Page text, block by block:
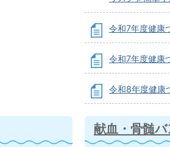
令和7年度健康
令和7年度健康
令和8年度健康
献血・骨髄